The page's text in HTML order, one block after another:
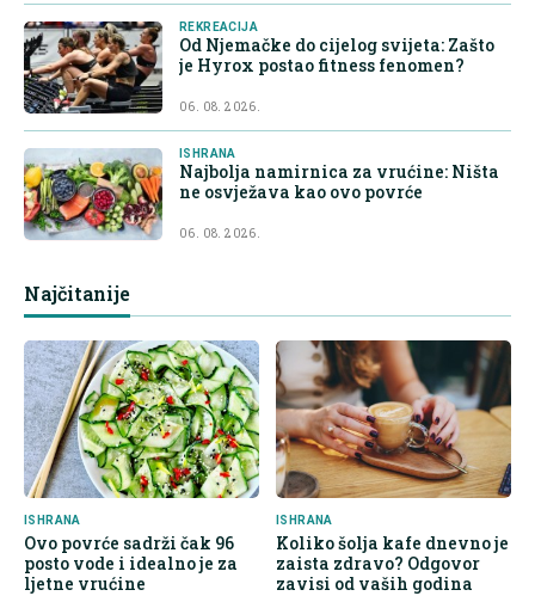
REKREACIJA
Od Njemačke do cijelog svijeta: Zašto
je Hyrox postao fitness fenomen?
06. 08. 2026.
ISHRANA
Najbolja namirnica za vrućine: Ništa
ne osvježava kao ovo povrće
06. 08. 2026.
Najčitanije
ISHRANA
Ovo povrće sadrži čak 96
posto vode i idealno je za
ljetne vrućine
ISHRANA
Koliko šolja kafe dnevno je
zaista zdravo? Odgovor
zavisi od vaših godina